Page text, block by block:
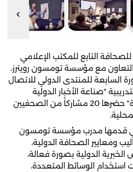
التابع للمكتب الإعلامي
مع مؤسسة تومسون رويترز،
السابعة للمنتدى الدولي للاتصال
"صناعة الأخبار الدولية
والوسائط المتعددة" حضرها 20 مشاركاً من الصحفيين
قدمها مدرب مؤسسة تومسون
ومعايير الصحافة الدولية،
الدولية بصورة فعالة،
استخدام الوسائط المتعددة،